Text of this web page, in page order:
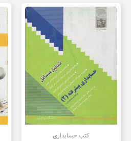
کتب حسابداری